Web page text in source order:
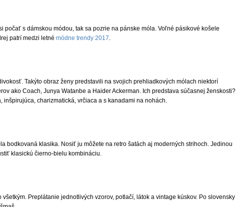
počať s dámskou módou, tak sa pozrie na pánske móla. Voľné pásikové košele
patrí medzi letné módne trendy 2017.
Takýto obraz ženy predstavili na svojich prehliadkových mólach niektorí
ako Coach, Junya Watanbe a Haider Ackerman. Ich predstava súčasnej ženskosti?
inšpirujúca, charizmatická, vrčiaca a s kanadami na nohách.
bodkovaná klasika. Nosiť ju môžete na retro šatách aj moderných strihoch. Jedinou
klasickú čierno-bielu kombináciu.
všetkým. Preplátanie jednotlivých vzorov, potlačí, látok a vintage kúskov. Po slovensky